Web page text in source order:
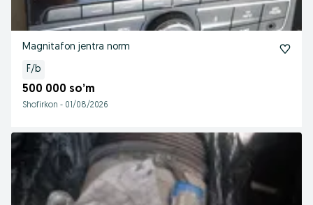
Magnitafon jentra norm
F/b
500 000 so’m
Shofirkon - 01/08/2026